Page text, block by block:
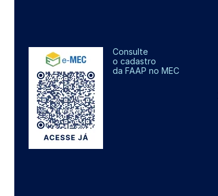
Consulte
o cadastro
da FAAP no MEC